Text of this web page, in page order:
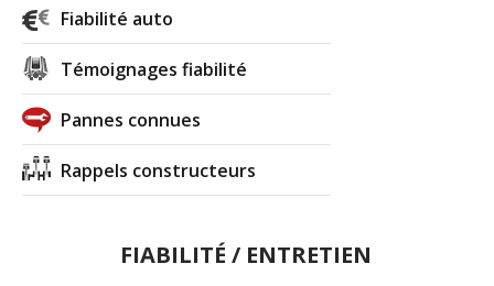
Fiabilité auto
Témoignages fiabilité
Pannes connues
Rappels constructeurs
FIABILITÉ / ENTRETIEN